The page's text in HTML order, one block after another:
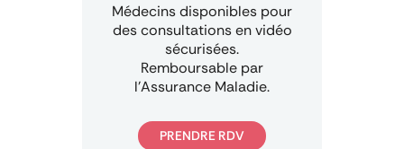
Médecins disponibles pour
des consultations en vidéo
sécurisées.
Remboursable par
l’Assurance Maladie.
PRENDRE RDV